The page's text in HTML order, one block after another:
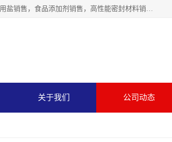
沈阳默塔化学有限公司经营范围包括：化工产品销售，专用化学产品销售，非食用盐销售，食品添加剂销售，高性能密封材料销售，涂料销售，合成材料销售，工程塑料及合成树脂销售等；主要产品有高纯电子级环丁砜，总金属离子可控制在ppb级别、纯度高、颜色浅、耐高温分解时间长，特别适合于半导体制造，硅片晶圆制造，清洗湿电子化学品，锂电池电解液，电子油墨，特种材料等高端行业；也适用于医药合成。
关于我们 公司动态